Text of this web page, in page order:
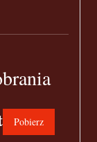
Pobierz